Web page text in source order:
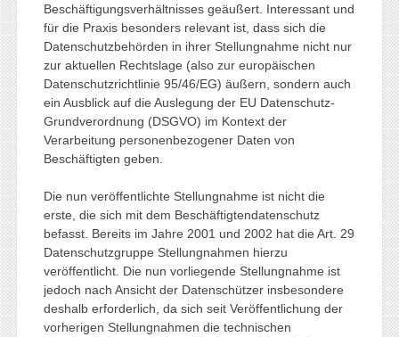
Beschäftigungsverhältnisses geäußert. Interessant und
für die Praxis besonders relevant ist, dass sich die
Datenschutzbehörden in ihrer Stellungnahme nicht nur
zur aktuellen Rechtslage (also zur europäischen
Datenschutzrichtlinie 95/46/EG) äußern, sondern auch
ein Ausblick auf die Auslegung der EU Datenschutz-
Grundverordnung (DSGVO) im Kontext der
Verarbeitung personenbezogener Daten von
Beschäftigten geben.
Die nun veröffentlichte Stellungnahme ist nicht die
erste, die sich mit dem Beschäftigtendatenschutz
befasst. Bereits im Jahre 2001 und 2002 hat die Art. 29
Datenschutzgruppe Stellungnahmen hierzu
veröffentlicht. Die nun vorliegende Stellungnahme ist
jedoch nach Ansicht der Datenschützer insbesondere
deshalb erforderlich, da sich seit Veröffentlichung der
vorherigen Stellungnahmen die technischen